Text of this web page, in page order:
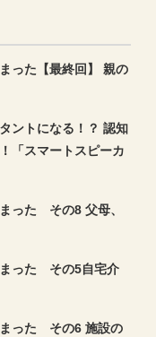
った【最終回】 親の
ントになる！？ 認知
「スマートスピーカ
った その8 父母、
った その5自宅介
った その6 施設の